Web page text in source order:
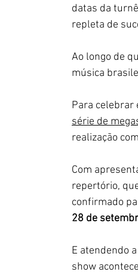
datas da
repleta de
Ao longo de
música
Para
série de
realização
Com
repertório,
confirmado
28 de
E atendendo
show